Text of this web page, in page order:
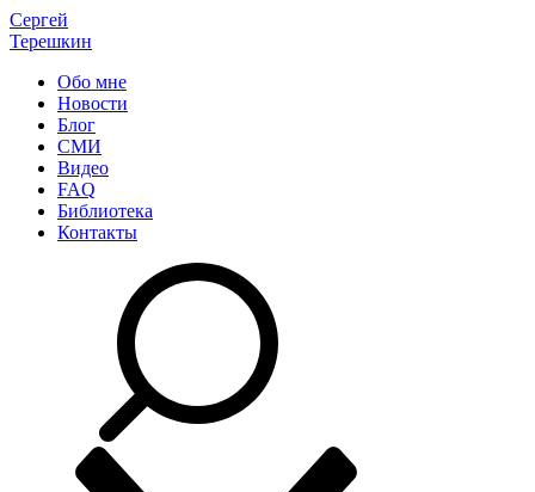
Сергей
Терешкин
Обо мне
Новости
Блог
СМИ
Видео
FAQ
Библиотека
Контакты